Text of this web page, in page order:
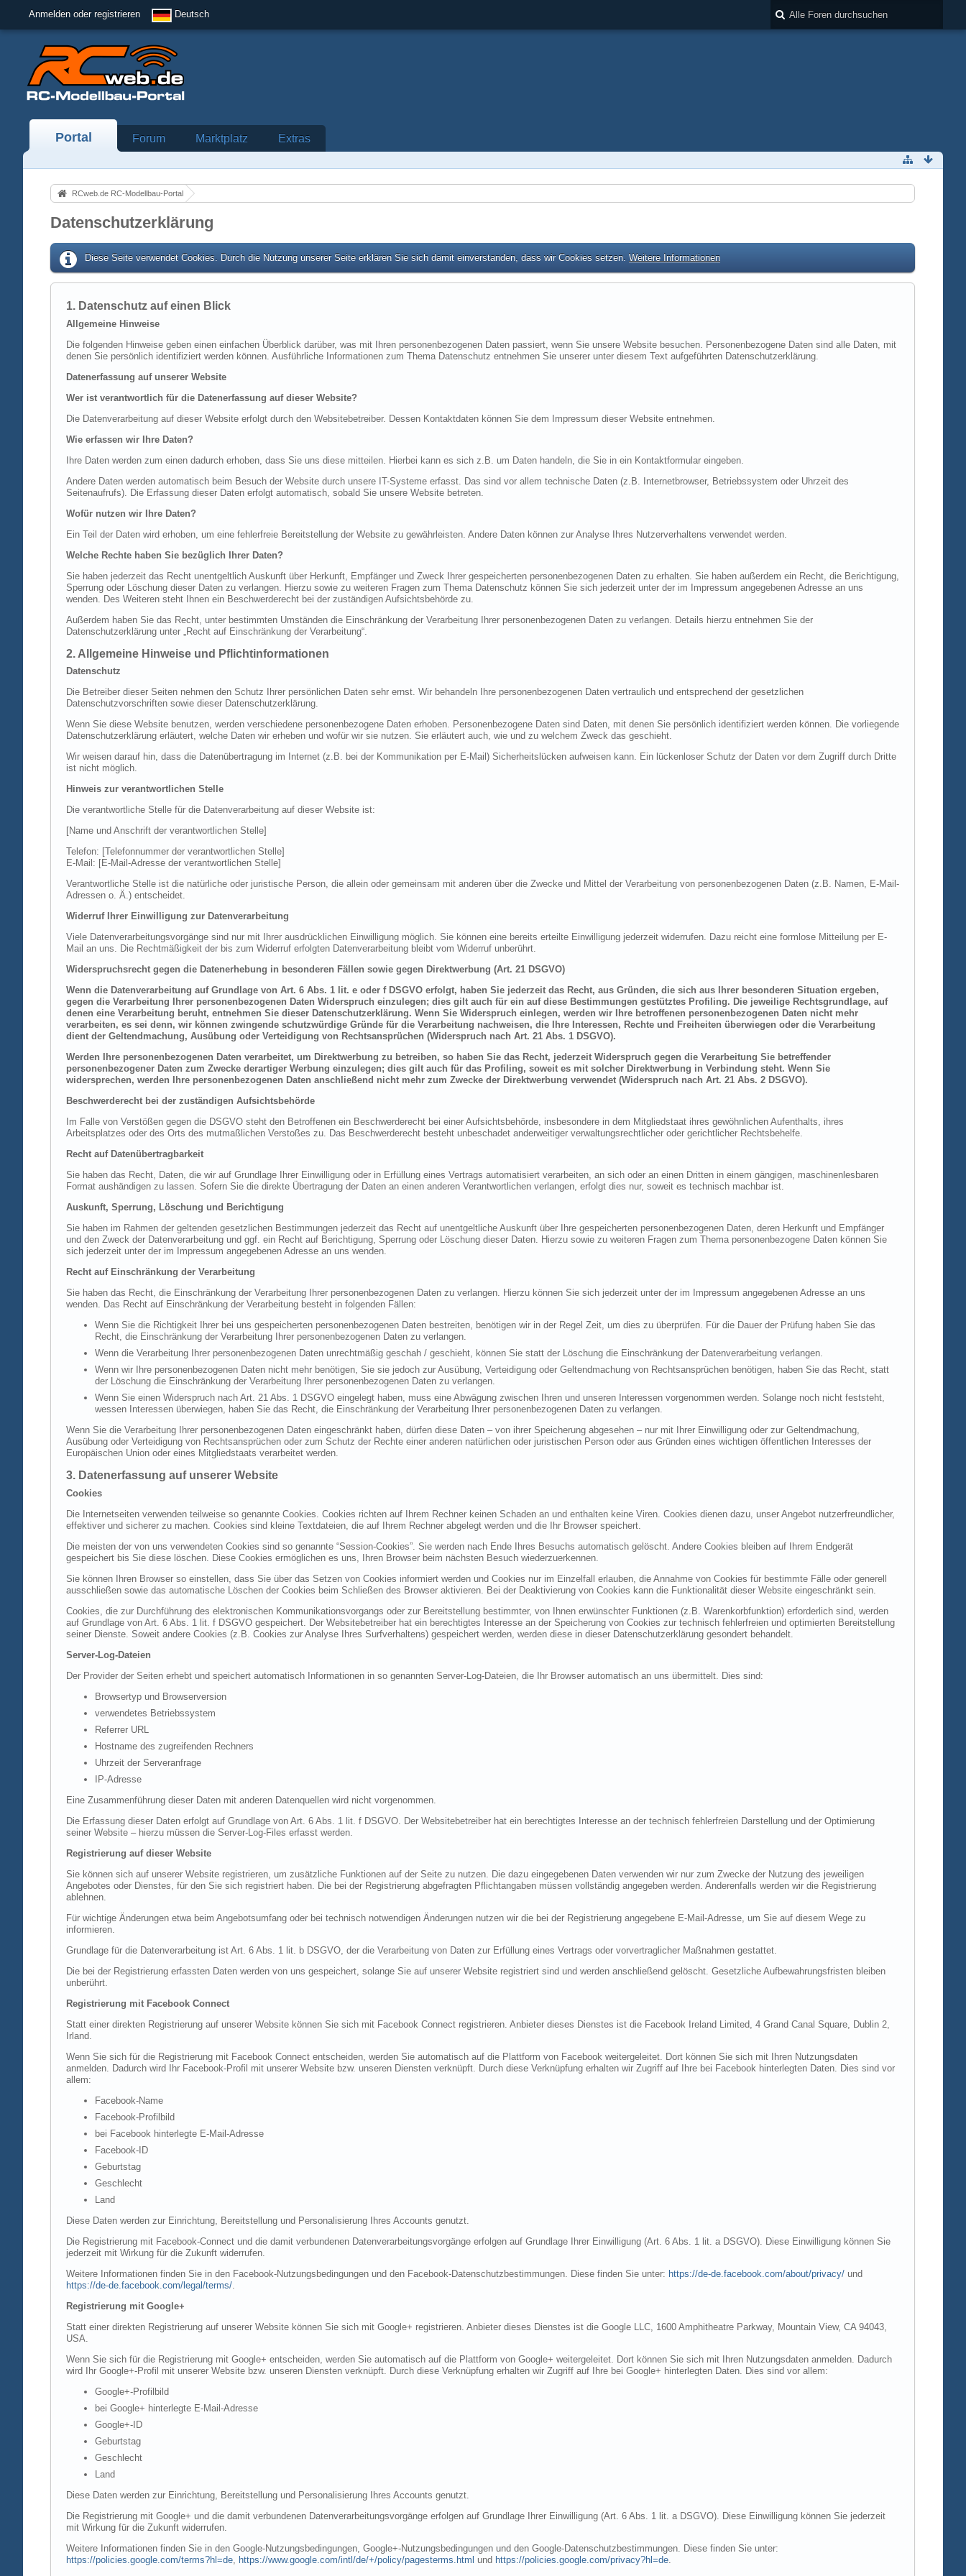
Anmelden oder registrieren Deutsch
Portal Forum Marktplatz Extras
RCweb.de RC-Modellbau-Portal
Datenschutzerklärung
Diese Seite verwendet Cookies. Durch die Nutzung unserer Seite erklären Sie sich damit einverstanden, dass wir Cookies setzen. Weitere Informationen
1. Datenschutz auf einen Blick
Allgemeine Hinweise
Die folgenden Hinweise geben einen einfachen Überblick darüber, was mit Ihren personenbezogenen Daten passiert, wenn Sie unsere Website besuchen. Personenbezogene Daten sind alle Daten, mit
denen Sie persönlich identifiziert werden können. Ausführliche Informationen zum Thema Datenschutz entnehmen Sie unserer unter diesem Text aufgeführten Datenschutzerklärung.
Datenerfassung auf unserer Website
Wer ist verantwortlich für die Datenerfassung auf dieser Website?
Die Datenverarbeitung auf dieser Website erfolgt durch den Websitebetreiber. Dessen Kontaktdaten können Sie dem Impressum dieser Website entnehmen.
Wie erfassen wir Ihre Daten?
Ihre Daten werden zum einen dadurch erhoben, dass Sie uns diese mitteilen. Hierbei kann es sich z.B. um Daten handeln, die Sie in ein Kontaktformular eingeben.
Andere Daten werden automatisch beim Besuch der Website durch unsere IT-Systeme erfasst. Das sind vor allem technische Daten (z.B. Internetbrowser, Betriebssystem oder Uhrzeit des
Seitenaufrufs). Die Erfassung dieser Daten erfolgt automatisch, sobald Sie unsere Website betreten.
Wofür nutzen wir Ihre Daten?
Ein Teil der Daten wird erhoben, um eine fehlerfreie Bereitstellung der Website zu gewährleisten. Andere Daten können zur Analyse Ihres Nutzerverhaltens verwendet werden.
Welche Rechte haben Sie bezüglich Ihrer Daten?
Sie haben jederzeit das Recht unentgeltlich Auskunft über Herkunft, Empfänger und Zweck Ihrer gespeicherten personenbezogenen Daten zu erhalten. Sie haben außerdem ein Recht, die Berichtigung,
Sperrung oder Löschung dieser Daten zu verlangen. Hierzu sowie zu weiteren Fragen zum Thema Datenschutz können Sie sich jederzeit unter der im Impressum angegebenen Adresse an uns
wenden. Des Weiteren steht Ihnen ein Beschwerderecht bei der zuständigen Aufsichtsbehörde zu.
Außerdem haben Sie das Recht, unter bestimmten Umständen die Einschränkung der Verarbeitung Ihrer personenbezogenen Daten zu verlangen. Details hierzu entnehmen Sie der
Datenschutzerklärung unter „Recht auf Einschränkung der Verarbeitung“.
2. Allgemeine Hinweise und Pflichtinformationen
Datenschutz
Die Betreiber dieser Seiten nehmen den Schutz Ihrer persönlichen Daten sehr ernst. Wir behandeln Ihre personenbezogenen Daten vertraulich und entsprechend der gesetzlichen
Datenschutzvorschriften sowie dieser Datenschutzerklärung.
Wenn Sie diese Website benutzen, werden verschiedene personenbezogene Daten erhoben. Personenbezogene Daten sind Daten, mit denen Sie persönlich identifiziert werden können. Die vorliegende
Datenschutzerklärung erläutert, welche Daten wir erheben und wofür wir sie nutzen. Sie erläutert auch, wie und zu welchem Zweck das geschieht.
Wir weisen darauf hin, dass die Datenübertragung im Internet (z.B. bei der Kommunikation per E-Mail) Sicherheitslücken aufweisen kann. Ein lückenloser Schutz der Daten vor dem Zugriff durch Dritte
ist nicht möglich.
Hinweis zur verantwortlichen Stelle
Die verantwortliche Stelle für die Datenverarbeitung auf dieser Website ist:
[Name und Anschrift der verantwortlichen Stelle]
Telefon: [Telefonnummer der verantwortlichen Stelle]
E-Mail: [E-Mail-Adresse der verantwortlichen Stelle]
Verantwortliche Stelle ist die natürliche oder juristische Person, die allein oder gemeinsam mit anderen über die Zwecke und Mittel der Verarbeitung von personenbezogenen Daten (z.B. Namen, E-Mail-
Adressen o. Ä.) entscheidet.
Widerruf Ihrer Einwilligung zur Datenverarbeitung
Viele Datenverarbeitungsvorgänge sind nur mit Ihrer ausdrücklichen Einwilligung möglich. Sie können eine bereits erteilte Einwilligung jederzeit widerrufen. Dazu reicht eine formlose Mitteilung per E-
Mail an uns. Die Rechtmäßigkeit der bis zum Widerruf erfolgten Datenverarbeitung bleibt vom Widerruf unberührt.
Widerspruchsrecht gegen die Datenerhebung in besonderen Fällen sowie gegen Direktwerbung (Art. 21 DSGVO)
Wenn die Datenverarbeitung auf Grundlage von Art. 6 Abs. 1 lit. e oder f DSGVO erfolgt, haben Sie jederzeit das Recht, aus Gründen, die sich aus Ihrer besonderen Situation ergeben,
gegen die Verarbeitung Ihrer personenbezogenen Daten Widerspruch einzulegen; dies gilt auch für ein auf diese Bestimmungen gestütztes Profiling. Die jeweilige Rechtsgrundlage, auf
denen eine Verarbeitung beruht, entnehmen Sie dieser Datenschutzerklärung. Wenn Sie Widerspruch einlegen, werden wir Ihre betroffenen personenbezogenen Daten nicht mehr
verarbeiten, es sei denn, wir können zwingende schutzwürdige Gründe für die Verarbeitung nachweisen, die Ihre Interessen, Rechte und Freiheiten überwiegen oder die Verarbeitung
dient der Geltendmachung, Ausübung oder Verteidigung von Rechtsansprüchen (Widerspruch nach Art. 21 Abs. 1 DSGVO).
Werden Ihre personenbezogenen Daten verarbeitet, um Direktwerbung zu betreiben, so haben Sie das Recht, jederzeit Widerspruch gegen die Verarbeitung Sie betreffender
personenbezogener Daten zum Zwecke derartiger Werbung einzulegen; dies gilt auch für das Profiling, soweit es mit solcher Direktwerbung in Verbindung steht. Wenn Sie
widersprechen, werden Ihre personenbezogenen Daten anschließend nicht mehr zum Zwecke der Direktwerbung verwendet (Widerspruch nach Art. 21 Abs. 2 DSGVO).
Beschwerderecht bei der zuständigen Aufsichtsbehörde
Im Falle von Verstößen gegen die DSGVO steht den Betroffenen ein Beschwerderecht bei einer Aufsichtsbehörde, insbesondere in dem Mitgliedstaat ihres gewöhnlichen Aufenthalts, ihres
Arbeitsplatzes oder des Orts des mutmaßlichen Verstoßes zu. Das Beschwerderecht besteht unbeschadet anderweitiger verwaltungsrechtlicher oder gerichtlicher Rechtsbehelfe.
Recht auf Datenübertragbarkeit
Sie haben das Recht, Daten, die wir auf Grundlage Ihrer Einwilligung oder in Erfüllung eines Vertrags automatisiert verarbeiten, an sich oder an einen Dritten in einem gängigen, maschinenlesbaren
Format aushändigen zu lassen. Sofern Sie die direkte Übertragung der Daten an einen anderen Verantwortlichen verlangen, erfolgt dies nur, soweit es technisch machbar ist.
Auskunft, Sperrung, Löschung und Berichtigung
Sie haben im Rahmen der geltenden gesetzlichen Bestimmungen jederzeit das Recht auf unentgeltliche Auskunft über Ihre gespeicherten personenbezogenen Daten, deren Herkunft und Empfänger
und den Zweck der Datenverarbeitung und ggf. ein Recht auf Berichtigung, Sperrung oder Löschung dieser Daten. Hierzu sowie zu weiteren Fragen zum Thema personenbezogene Daten können Sie
sich jederzeit unter der im Impressum angegebenen Adresse an uns wenden.
Recht auf Einschränkung der Verarbeitung
Sie haben das Recht, die Einschränkung der Verarbeitung Ihrer personenbezogenen Daten zu verlangen. Hierzu können Sie sich jederzeit unter der im Impressum angegebenen Adresse an uns
wenden. Das Recht auf Einschränkung der Verarbeitung besteht in folgenden Fällen:
Wenn Sie die Richtigkeit Ihrer bei uns gespeicherten personenbezogenen Daten bestreiten, benötigen wir in der Regel Zeit, um dies zu überprüfen. Für die Dauer der Prüfung haben Sie das
Recht, die Einschränkung der Verarbeitung Ihrer personenbezogenen Daten zu verlangen.
Wenn die Verarbeitung Ihrer personenbezogenen Daten unrechtmäßig geschah / geschieht, können Sie statt der Löschung die Einschränkung der Datenverarbeitung verlangen.
Wenn wir Ihre personenbezogenen Daten nicht mehr benötigen, Sie sie jedoch zur Ausübung, Verteidigung oder Geltendmachung von Rechtsansprüchen benötigen, haben Sie das Recht, statt
der Löschung die Einschränkung der Verarbeitung Ihrer personenbezogenen Daten zu verlangen.
Wenn Sie einen Widerspruch nach Art. 21 Abs. 1 DSGVO eingelegt haben, muss eine Abwägung zwischen Ihren und unseren Interessen vorgenommen werden. Solange noch nicht feststeht,
wessen Interessen überwiegen, haben Sie das Recht, die Einschränkung der Verarbeitung Ihrer personenbezogenen Daten zu verlangen.
Wenn Sie die Verarbeitung Ihrer personenbezogenen Daten eingeschränkt haben, dürfen diese Daten – von ihrer Speicherung abgesehen – nur mit Ihrer Einwilligung oder zur Geltendmachung,
Ausübung oder Verteidigung von Rechtsansprüchen oder zum Schutz der Rechte einer anderen natürlichen oder juristischen Person oder aus Gründen eines wichtigen öffentlichen Interesses der
Europäischen Union oder eines Mitgliedstaats verarbeitet werden.
3. Datenerfassung auf unserer Website
Cookies
Die Internetseiten verwenden teilweise so genannte Cookies. Cookies richten auf Ihrem Rechner keinen Schaden an und enthalten keine Viren. Cookies dienen dazu, unser Angebot nutzerfreundlicher,
effektiver und sicherer zu machen. Cookies sind kleine Textdateien, die auf Ihrem Rechner abgelegt werden und die Ihr Browser speichert.
Die meisten der von uns verwendeten Cookies sind so genannte “Session-Cookies”. Sie werden nach Ende Ihres Besuchs automatisch gelöscht. Andere Cookies bleiben auf Ihrem Endgerät
gespeichert bis Sie diese löschen. Diese Cookies ermöglichen es uns, Ihren Browser beim nächsten Besuch wiederzuerkennen.
Sie können Ihren Browser so einstellen, dass Sie über das Setzen von Cookies informiert werden und Cookies nur im Einzelfall erlauben, die Annahme von Cookies für bestimmte Fälle oder generell
ausschließen sowie das automatische Löschen der Cookies beim Schließen des Browser aktivieren. Bei der Deaktivierung von Cookies kann die Funktionalität dieser Website eingeschränkt sein.
Cookies, die zur Durchführung des elektronischen Kommunikationsvorgangs oder zur Bereitstellung bestimmter, von Ihnen erwünschter Funktionen (z.B. Warenkorbfunktion) erforderlich sind, werden
auf Grundlage von Art. 6 Abs. 1 lit. f DSGVO gespeichert. Der Websitebetreiber hat ein berechtigtes Interesse an der Speicherung von Cookies zur technisch fehlerfreien und optimierten Bereitstellung
seiner Dienste. Soweit andere Cookies (z.B. Cookies zur Analyse Ihres Surfverhaltens) gespeichert werden, werden diese in dieser Datenschutzerklärung gesondert behandelt.
Server-Log-Dateien
Der Provider der Seiten erhebt und speichert automatisch Informationen in so genannten Server-Log-Dateien, die Ihr Browser automatisch an uns übermittelt. Dies sind:
Browsertyp und Browserversion
verwendetes Betriebssystem
Referrer URL
Hostname des zugreifenden Rechners
Uhrzeit der Serveranfrage
IP-Adresse
Eine Zusammenführung dieser Daten mit anderen Datenquellen wird nicht vorgenommen.
Die Erfassung dieser Daten erfolgt auf Grundlage von Art. 6 Abs. 1 lit. f DSGVO. Der Websitebetreiber hat ein berechtigtes Interesse an der technisch fehlerfreien Darstellung und der Optimierung
seiner Website – hierzu müssen die Server-Log-Files erfasst werden.
Registrierung auf dieser Website
Sie können sich auf unserer Website registrieren, um zusätzliche Funktionen auf der Seite zu nutzen. Die dazu eingegebenen Daten verwenden wir nur zum Zwecke der Nutzung des jeweiligen
Angebotes oder Dienstes, für den Sie sich registriert haben. Die bei der Registrierung abgefragten Pflichtangaben müssen vollständig angegeben werden. Anderenfalls werden wir die Registrierung
ablehnen.
Für wichtige Änderungen etwa beim Angebotsumfang oder bei technisch notwendigen Änderungen nutzen wir die bei der Registrierung angegebene E-Mail-Adresse, um Sie auf diesem Wege zu
informieren.
Grundlage für die Datenverarbeitung ist Art. 6 Abs. 1 lit. b DSGVO, der die Verarbeitung von Daten zur Erfüllung eines Vertrags oder vorvertraglicher Maßnahmen gestattet.
Die bei der Registrierung erfassten Daten werden von uns gespeichert, solange Sie auf unserer Website registriert sind und werden anschließend gelöscht. Gesetzliche Aufbewahrungsfristen bleiben
unberührt.
Registrierung mit Facebook Connect
Statt einer direkten Registrierung auf unserer Website können Sie sich mit Facebook Connect registrieren. Anbieter dieses Dienstes ist die Facebook Ireland Limited, 4 Grand Canal Square, Dublin 2,
Irland.
Wenn Sie sich für die Registrierung mit Facebook Connect entscheiden, werden Sie automatisch auf die Plattform von Facebook weitergeleitet. Dort können Sie sich mit Ihren Nutzungsdaten
anmelden. Dadurch wird Ihr Facebook-Profil mit unserer Website bzw. unseren Diensten verknüpft. Durch diese Verknüpfung erhalten wir Zugriff auf Ihre bei Facebook hinterlegten Daten. Dies sind vor
allem:
Facebook-Name
Facebook-Profilbild
bei Facebook hinterlegte E-Mail-Adresse
Facebook-ID
Geburtstag
Geschlecht
Land
Diese Daten werden zur Einrichtung, Bereitstellung und Personalisierung Ihres Accounts genutzt.
Die Registrierung mit Facebook-Connect und die damit verbundenen Datenverarbeitungsvorgänge erfolgen auf Grundlage Ihrer Einwilligung (Art. 6 Abs. 1 lit. a DSGVO). Diese Einwilligung können Sie
jederzeit mit Wirkung für die Zukunft widerrufen.
Weitere Informationen finden Sie in den Facebook-Nutzungsbedingungen und den Facebook-Datenschutzbestimmungen. Diese finden Sie unter: https://de-de.facebook.com/about/privacy/ und
https://de-de.facebook.com/legal/terms/.
Registrierung mit Google+
Statt einer direkten Registrierung auf unserer Website können Sie sich mit Google+ registrieren. Anbieter dieses Dienstes ist die Google LLC, 1600 Amphitheatre Parkway, Mountain View, CA 94043,
USA.
Wenn Sie sich für die Registrierung mit Google+ entscheiden, werden Sie automatisch auf die Plattform von Google+ weitergeleitet. Dort können Sie sich mit Ihren Nutzungsdaten anmelden. Dadurch
wird Ihr Google+-Profil mit unserer Website bzw. unseren Diensten verknüpft. Durch diese Verknüpfung erhalten wir Zugriff auf Ihre bei Google+ hinterlegten Daten. Dies sind vor allem:
Google+-Profilbild
bei Google+ hinterlegte E-Mail-Adresse
Google+-ID
Geburtstag
Geschlecht
Land
Diese Daten werden zur Einrichtung, Bereitstellung und Personalisierung Ihres Accounts genutzt.
Die Registrierung mit Google+ und die damit verbundenen Datenverarbeitungsvorgänge erfolgen auf Grundlage Ihrer Einwilligung (Art. 6 Abs. 1 lit. a DSGVO). Diese Einwilligung können Sie jederzeit
mit Wirkung für die Zukunft widerrufen.
Weitere Informationen finden Sie in den Google-Nutzungsbedingungen, Google+-Nutzungsbedingungen und den Google-Datenschutzbestimmungen. Diese finden Sie unter:
https://policies.google.com/terms?hl=de, https://www.google.com/intl/de/+/policy/pagesterms.html und https://policies.google.com/privacy?hl=de.